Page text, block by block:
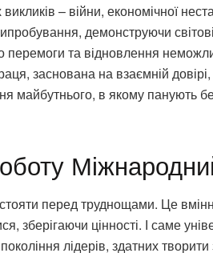
– війни, економічної
демонструючи
та відновлення
заснована на взаємній довірі,
в якому панують
перед труднощами. Це
зберігаючи цінності. І саме
лідерів, здатних